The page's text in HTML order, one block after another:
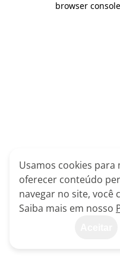
browser
Usamos cookies
oferecer conteúdo
navegar no site, você
Saiba mais em nosso